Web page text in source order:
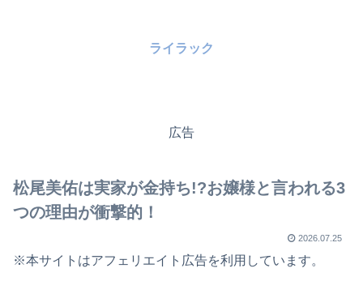
ライラック
広告
松尾美佑は実家が金持ち!?お嬢様と言われる3
つの理由が衝撃的！
2026.07.25
※本サイトはアフェリエイト広告を利用しています。